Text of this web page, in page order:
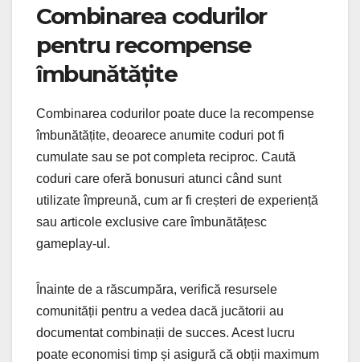
Combinarea codurilor
pentru recompense
îmbunătățite
Combinarea codurilor poate duce la recompense
îmbunătățite, deoarece anumite coduri pot fi
cumulate sau se pot completa reciproc. Caută
coduri care oferă bonusuri atunci când sunt
utilizate împreună, cum ar fi creșteri de experiență
sau articole exclusive care îmbunătățesc
gameplay-ul.
Înainte de a răscumpăra, verifică resursele
comunității pentru a vedea dacă jucătorii au
documentat combinații de succes. Acest lucru
poate economisi timp și asigură că obții maximum